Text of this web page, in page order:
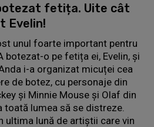
fetița. Uite cât
Evelin!
unul foarte important pentru
botezat-o pe fetița ei, Evelin, și
i-a organizat micuței cea
de botez, cu personaje din
și Minnie Mouse și Olaf din
toată lumea să se distreze.
ultima lună de artiștii care vin